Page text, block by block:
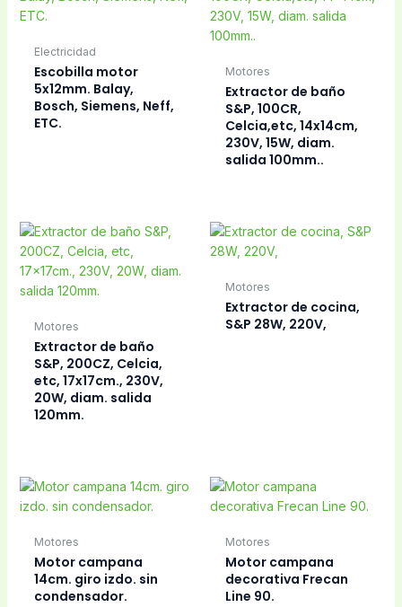
Electricidad
Escobilla motor
5x12mm. Balay,
Bosch, Siemens, Neff,
ETC.
Motores
Extractor de baño
S&P, 100CR,
Celcia,etc, 14x14cm,
230V, 15W, diam.
salida 100mm..
Motores
Extractor de baño
S&P, 200CZ, Celcia,
etc, 17x17cm., 230V,
20W, diam. salida
120mm.
Motores
Extractor de cocina,
S&P 28W, 220V,
Motores
Motor campana
14cm. giro izdo. sin
condensador.
Motores
Motor campana
decorativa Frecan
Line 90.